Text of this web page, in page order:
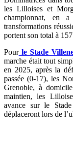
les Lilloises et
championnat, en
transformations
portent son total à
Pourle Stade
marche était tout
en 2025, après la
passée (0-17), les
Grenoble, à
maintien, les
avance sur le
déplaceront lors de